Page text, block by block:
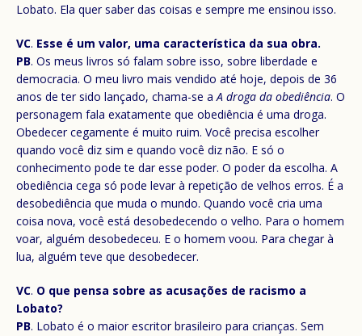
Lobato. Ela quer saber das coisas e sempre me ensinou isso.
VC. Esse é um valor, uma característica da sua obra.
PB. Os meus livros só falam sobre isso, sobre liberdade e
democracia. O meu livro mais vendido até hoje, depois de 36
anos de ter sido lançado, chama-se a A droga da obediência. O
personagem fala exatamente que obediência é uma droga.
Obedecer cegamente é muito ruim. Você precisa escolher
quando você diz sim e quando você diz não. E só o
conhecimento pode te dar esse poder. O poder da escolha. A
obediência cega só pode levar à repetição de velhos erros. É a
desobediência que muda o mundo. Quando você cria uma
coisa nova, você está desobedecendo o velho. Para o homem
voar, alguém desobedeceu. E o homem voou. Para chegar à
lua, alguém teve que desobedecer.
VC. O que pensa sobre as acusações de racismo a
Lobato?
PB. Lobato é o maior escritor brasileiro para crianças. Sem